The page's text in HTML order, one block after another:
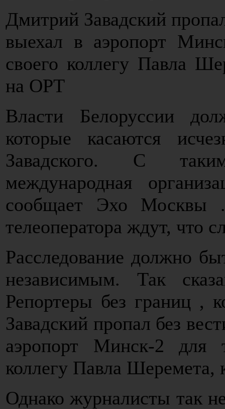
Дмитрий Завадский
выехал в аэропорт
своего коллегу Павла
на ОРТ
Власти Белоруссии
которые касаются
Завадского. С
международная
сообщает Эхо Москвы
телеоператора ждут, что
Расследование должно
независимым. Так
Репортеры без границ ,
Завадский пропал без
аэропорт Минск-2 для
коллегу Павла Шеремета,
Однако журналисты так